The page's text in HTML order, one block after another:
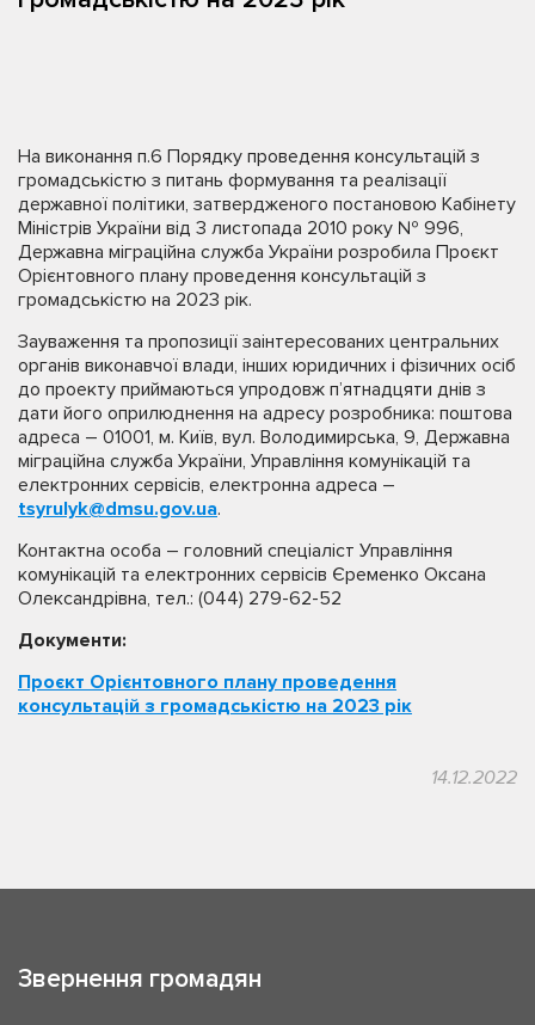
На виконання п.6 Порядку проведення консультацій з
громадськістю з питань формування та реалізації
державної політики, затвердженого постановою Кабінету
Міністрів України від 3 листопада 2010 року № 996,
Державна міграційна служба України розробила Проєкт
Орієнтовного плану проведення консультацій з
громадськістю на 2023 рік.
Зауваження та пропозиції заінтересованих центральних
органів виконавчої влади, інших юридичних і фізичних осіб
до проекту приймаються упродовж п’ятнадцяти днів з
дати його оприлюднення на адресу розробника: поштова
адреса – 01001, м. Київ, вул. Володимирська, 9, Державна
міграційна служба України, Управління комунікацій та
електронних сервісів, електронна адреса –
tsyrulyk@dmsu.gov.ua.
Контактна особа – головний спеціаліст Управління
комунікацій та електронних сервісів Єременко Оксана
Олександрівна, тел.: (044) 279-62-52
Документи:
Проєкт Орієнтовного плану проведення
консультацій з громадськістю на 2023 рік
14.12.2022
Звернення громадян